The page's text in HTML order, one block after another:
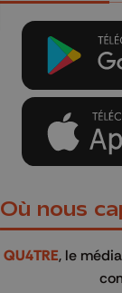
Où nous
QU4TRE, le